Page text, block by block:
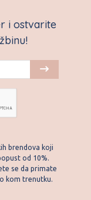
i ostvarite
brendova koji
od 10%.
se da primate
kom trenutku.